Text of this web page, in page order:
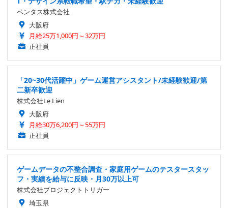
ベンタス株式会社
大阪府
月給25万1,000円～32万円
正社員
「20~30代活躍中」ゲーム運営アシスタント/未経験歓迎/第
二新卒歓迎
株式会社Le Lien
大阪府
月給30万6,200円～55万円
正社員
ゲームデータの不整合調査・家庭用ゲームのテスタースタッ
フ・実績を給与に反映・月30万以上可
株式会社プロジェクトトリガー
埼玉県